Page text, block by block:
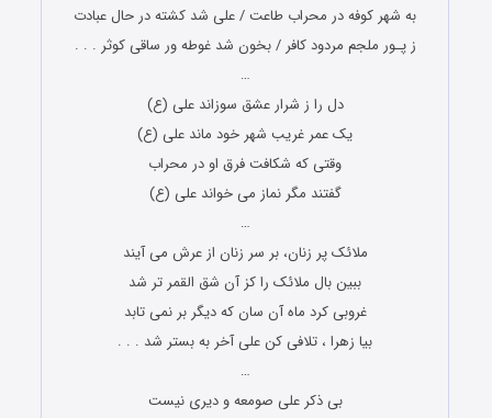
به شهر کوفه در محراب طاعت / علی شد کشته در حال عبادت
ز پـور ملجم مردود کافر / بخون شد غوطه ور ساقی کوثر . . .
…
دل را ز شرار عشق سوزاند علی (ع)
یک عمر غریب شهر خود ماند علی (ع)
وقتی که شکافت فرق او در محراب
گفتند مگر نماز می خواند علی (ع)
…
ملائک پر زنان، بر سر زنان از عرش می آیند
ببین بال ملائک را کز آن شق القمر تر شد
غروبی کرد ماه آن سان که دیگر بر نمی تابد
بیا زهرا ، تلافی کن علی آخر به بستر شد . . .
…
بی ذکر علی صومعه و دیری نیست